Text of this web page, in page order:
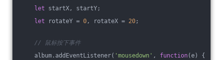
let startX, startY;
let rotateY = 0, rotateX = 20;
// 鼠标按下事件
album.addEventListener( 'mousedown' , function(e) {